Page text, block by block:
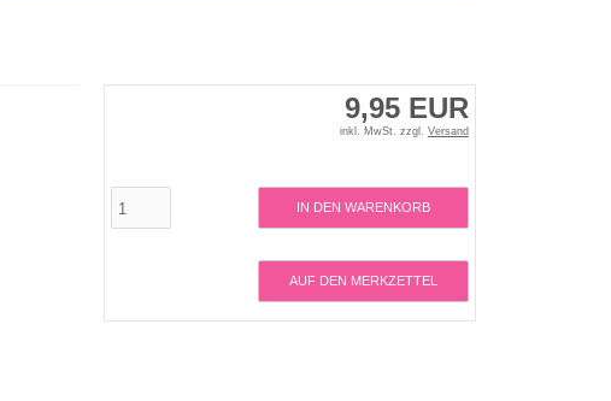
9,95 EUR
inkl. MwSt. zzgl. Versand
IN DEN WARENKORB
AUF DEN MERKZETTEL